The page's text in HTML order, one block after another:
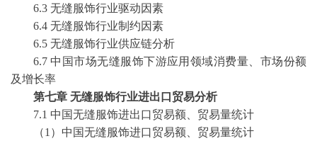
6.3 无缝服饰行业驱动因素
6.4 无缝服饰行业制约因素
6.5 无缝服饰行业供应链分析
6.7 中国市场无缝服饰下游应用领域消费量、市场份额
及增长率
第七章 无缝服饰行业进出口贸易分析
7.1 中国无缝服饰进出口贸易额、贸易量统计
（1）中国无缝服饰进口贸易额、贸易量统计